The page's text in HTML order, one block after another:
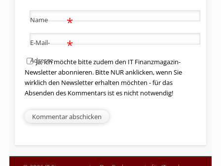
Name *
E-Mail-
Adresse
*
Ja, ich möchte bitte zudem den IT Finanzmagazin-
Newsletter abonnieren. Bitte NUR anklicken, wenn Sie
wirklich den Newsletter erhalten möchten - für das
Absenden des Kommentars ist es nicht notwendig!